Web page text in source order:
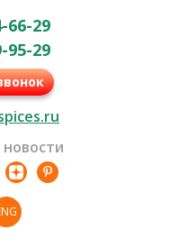
66-29
95-29